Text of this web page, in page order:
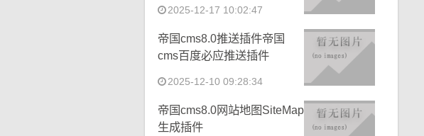
2025-12-17 10:02:47
帝国cms8.0推送插件帝国
cms百度必应推送插件
2025-12-10 09:28:34
帝国cms8.0网站地图SiteMap
生成插件